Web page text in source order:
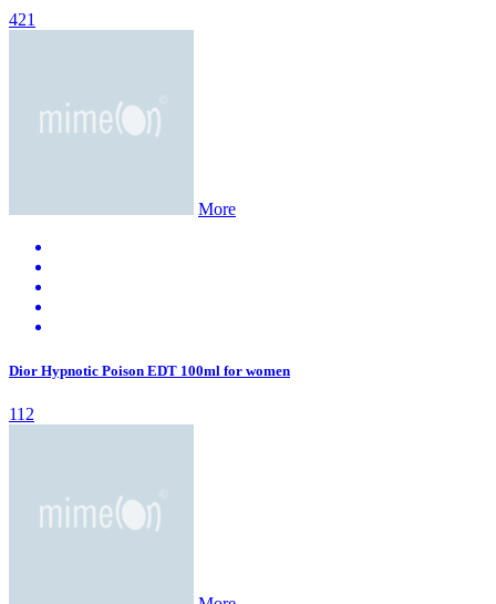
421
More
Dior Hypnotic Poison EDT 100ml for women
112